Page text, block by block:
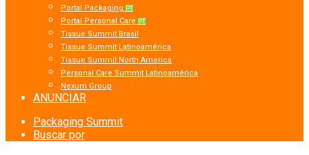
Portal Packaging PT
Portal Personal Care PT
Tissue Summit Brasil
Tissue Summit Latinoamérica
Tissue Summit North America
Personal Care Summit Latinoamérica
Nexum Group
ANUNCIAR
Packaging Summit
Buscar por